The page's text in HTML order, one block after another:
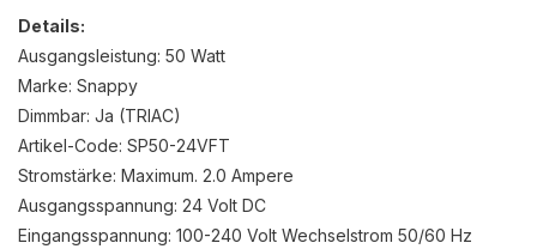
Details:
Ausgangsleistung: 50 Watt
Marke: Snappy
Dimmbar: Ja (TRIAC)
Artikel-Code: SP50-24VFT
Stromstärke: Maximum. 2.0 Ampere
Ausgangsspannung: 24 Volt DC
Eingangsspannung: 100-240 Volt Wechselstrom 50/60 Hz